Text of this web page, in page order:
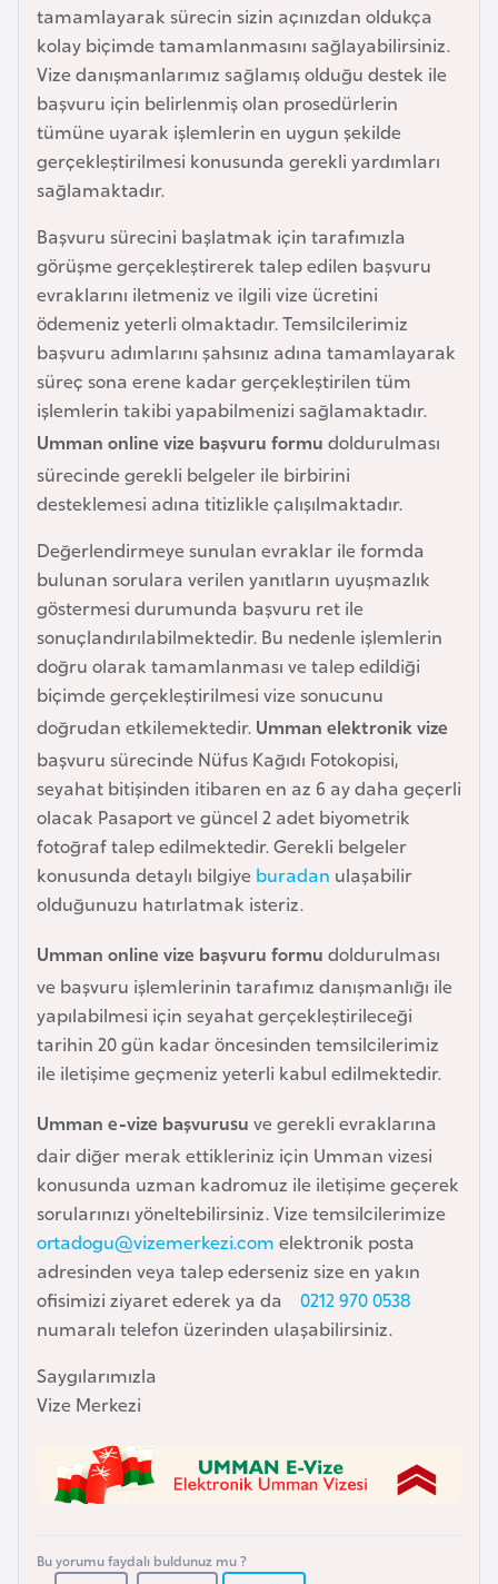
tamamlayarak sürecin sizin açınızdan oldukça
kolay biçimde tamamlanmasını sağlayabilirsiniz.
Vize danışmanlarımız sağlamış olduğu destek ile
başvuru için belirlenmiş olan prosedürlerin
tümüne uyarak işlemlerin en uygun şekilde
gerçekleştirilmesi konusunda gerekli yardımları
sağlamaktadır.
Başvuru sürecini başlatmak için tarafımızla
görüşme gerçekleştirerek talep edilen başvuru
evraklarını iletmeniz ve ilgili vize ücretini
ödemeniz yeterli olmaktadır. Temsilcilerimiz
başvuru adımlarını şahsınız adına tamamlayarak
süreç sona erene kadar gerçekleştirilen tüm
işlemlerin takibi yapabilmenizi sağlamaktadır.
Umman online vize başvuru formu doldurulması
sürecinde gerekli belgeler ile birbirini
desteklemesi adına titizlikle çalışılmaktadır.
Değerlendirmeye sunulan evraklar ile formda
bulunan sorulara verilen yanıtların uyuşmazlık
göstermesi durumunda başvuru ret ile
sonuçlandırılabilmektedir. Bu nedenle işlemlerin
doğru olarak tamamlanması ve talep edildiği
biçimde gerçekleştirilmesi vize sonucunu
doğrudan etkilemektedir. Umman elektronik vize
başvuru sürecinde Nüfus Kağıdı Fotokopisi,
seyahat bitişinden itibaren en az 6 ay daha geçerli
olacak Pasaport ve güncel 2 adet biyometrik
fotoğraf talep edilmektedir. Gerekli belgeler
konusunda detaylı bilgiye buradan ulaşabilir
olduğunuzu hatırlatmak isteriz.
Umman online vize başvuru formu doldurulması
ve başvuru işlemlerinin tarafımız danışmanlığı ile
yapılabilmesi için seyahat gerçekleştirileceği
tarihin 20 gün kadar öncesinden temsilcilerimiz
ile iletişime geçmeniz yeterli kabul edilmektedir.
Umman e-vize başvurusu ve gerekli evraklarına
dair diğer merak ettikleriniz için Umman vizesi
konusunda uzman kadromuz ile iletişime geçerek
sorularınızı yöneltebilirsiniz. Vize temsilcilerimize
ortadogu@vizemerkezi.com elektronik posta
adresinden veya talep ederseniz size en yakın
ofisimizi ziyaret ederek ya da
0212 970 0538
numaralı telefon üzerinden ulaşabilirsiniz.
Saygılarımızla
Vize Merkezi
Bu yorumu faydalı buldunuz mu ?
a
h
r
e
y
n
B
a
n
g
l
a
d
e
e
l
a
r
u
s
B
e
l
ç
i
k
e
n
n
B
o
s
n
a
H
r
s
B
u